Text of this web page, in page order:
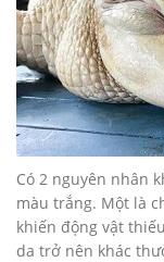
Có 2 nguyên nhân
màu trắng. Một là
khiến động vật
da trở nên khác